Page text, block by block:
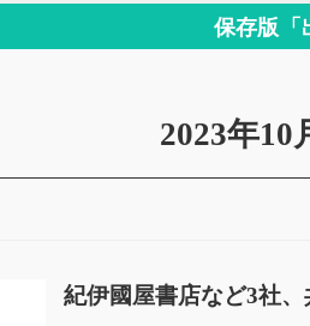
保存版「
2023年10
紀伊國屋書店など3社